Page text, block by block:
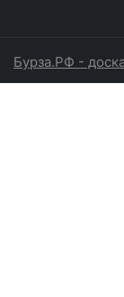
Бурза.РФ -